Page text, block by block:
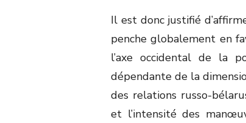
Il est donc justifié
penche globalement en
l’axe occidental de la
dépendante de la
des relations russo-
et l’intensité des